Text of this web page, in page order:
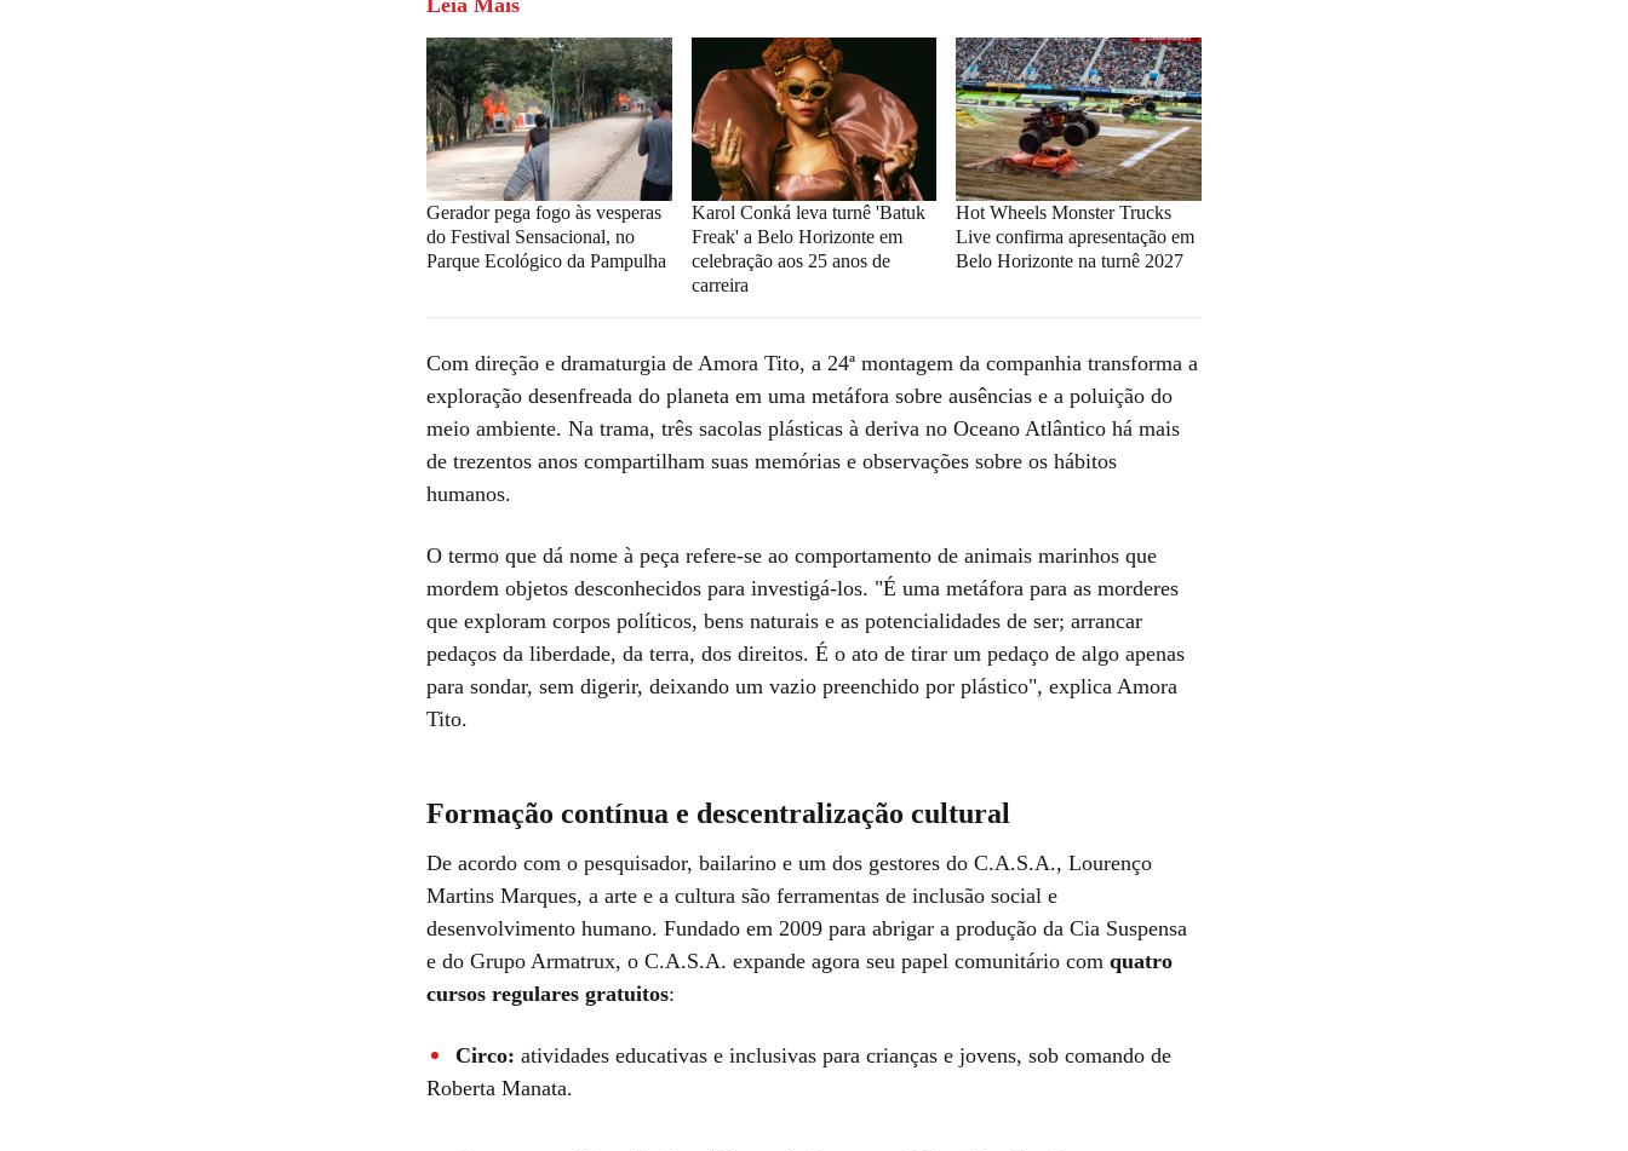
Gerador pega fogo às vesperas
do Festival Sensacional, no
Parque Ecológico da Pampulha
Karol Conká leva turnê 'Batuk
Freak' a Belo Horizonte em
celebração aos 25 anos de
carreira
Hot Wheels Monster Trucks
Live confirma apresentação em
Belo Horizonte na turnê 2027
Com direção e dramaturgia de Amora Tito, a 24ª montagem da companhia transforma a
exploração desenfreada do planeta em uma metáfora sobre ausências e a poluição do
meio ambiente. Na trama, três sacolas plásticas à deriva no Oceano Atlântico há mais
de trezentos anos compartilham suas memórias e observações sobre os hábitos
humanos.
O termo que dá nome à peça refere-se ao comportamento de animais marinhos que
mordem objetos desconhecidos para investigá-los. "É uma metáfora para as morderes
que exploram corpos políticos, bens naturais e as potencialidades de ser; arrancar
pedaços da liberdade, da terra, dos direitos. É o ato de tirar um pedaço de algo apenas
para sondar, sem digerir, deixando um vazio preenchido por plástico", explica Amora
Tito.
Formação contínua e descentralização cultural
De acordo com o pesquisador, bailarino e um dos gestores do C.A.S.A., Lourenço
Martins Marques, a arte e a cultura são ferramentas de inclusão social e
desenvolvimento humano. Fundado em 2009 para abrigar a produção da Cia Suspensa
e do Grupo Armatrux, o C.A.S.A. expande agora seu papel comunitário com quatro
cursos regulares gratuitos:
Circo: atividades educativas e inclusivas para crianças e jovens, sob comando de
Roberta Manata.